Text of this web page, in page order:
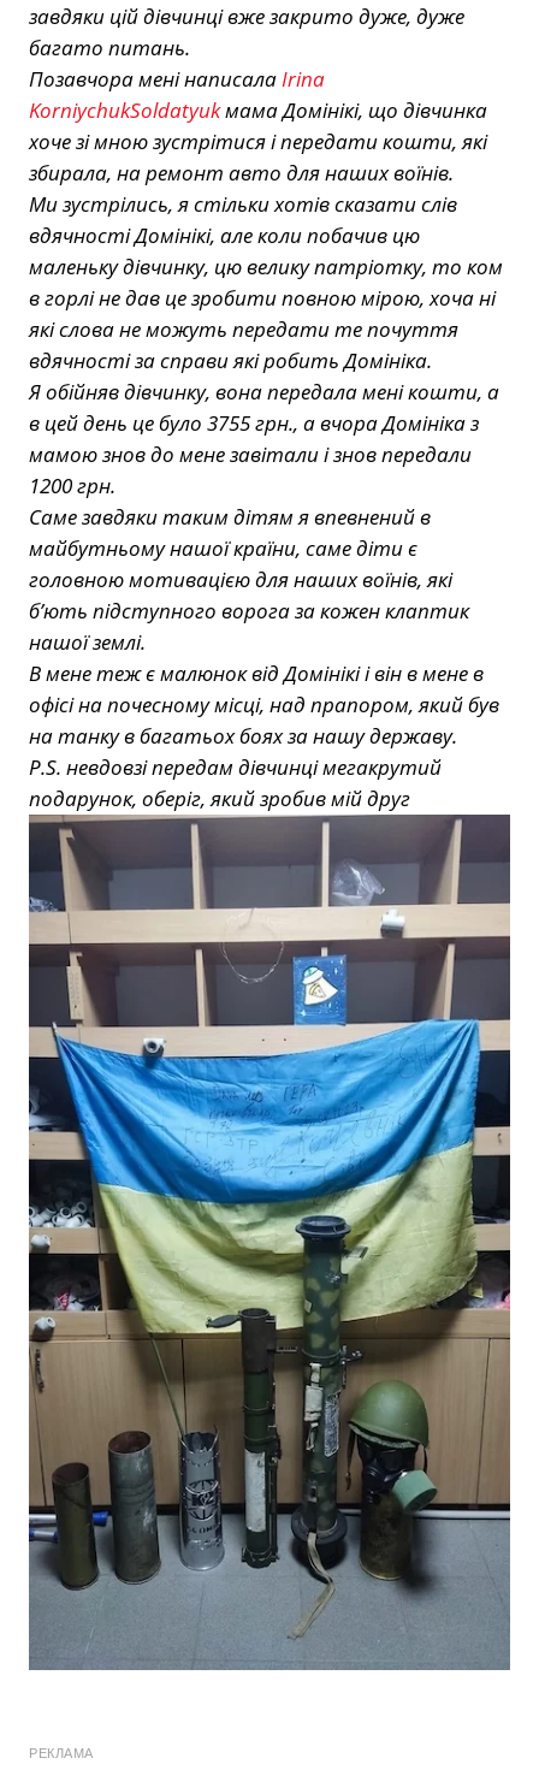
завдяки цій дівчинці вже закрито дуже, дуже
багато питань.
Позавчора мені написалаIrina
KorniychukSoldatyukмама Домінікі, що дівчинка
хоче зі мною зустрітися і передати кошти, які
збирала, на ремонт авто для наших воїнів.
Ми зустрілись, я стільки хотів сказати слів
вдячності Домінікі, але коли побачив цю
маленьку дівчинку, цю велику патріотку, то ком
в горлі не дав це зробити повною мірою, хоча ні
які слова не можуть передати те почуття
вдячності за справи які робить Домініка.
Я обійняв дівчинку, вона передала мені кошти, а
в цей день це було 3755 грн., а вчора Домініка з
мамою знов до мене завітали і знов передали
1200 грн.
Саме завдяки таким дітям я впевнений в
майбутньому нашої країни, саме діти є
головною мотивацією для наших воїнів, які
б’ють підступного ворога за кожен клаптик
нашої землі.
В мене теж є малюнок від Домінікі і він в мене в
офісі на почесному місці, над прапором, який був
на танку в багатьох боях за нашу державу.
P.S. невдовзі передам дівчинці мегакрутий
подарунок, оберіг, який зробив мій друг
РЕКЛАМА